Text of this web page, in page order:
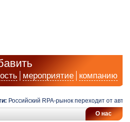
мероприятие компанию
Российский RPA-рынок переходит от
О нас